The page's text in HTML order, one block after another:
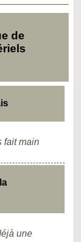
de
fait main
une